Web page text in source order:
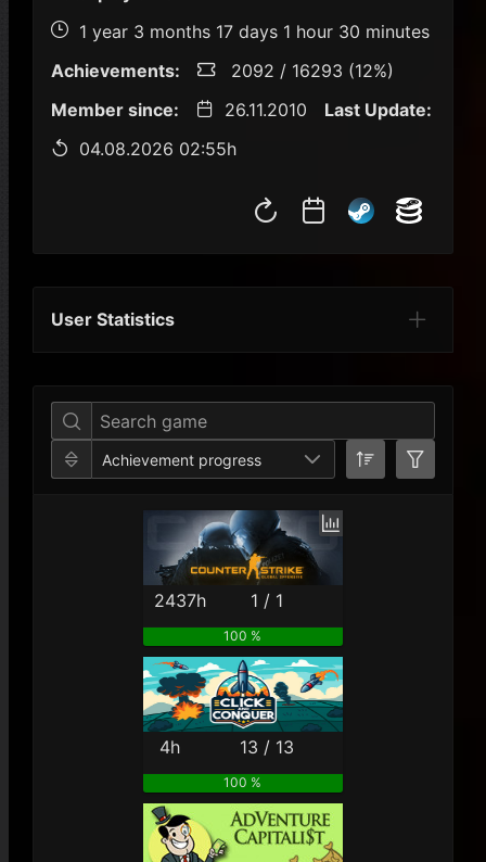
1 year 3 months 17 days 1 hour 30 minutes
Achievements:
2092 / 16293 (12%)
Member since:
26.11.2010
Last Update:
04.08.2026 02:55h
User Statistics
Per Year Last Year Last Month Per
Achievement progress
2437h 1 / 1
100 %
4h 13 / 13
100 %